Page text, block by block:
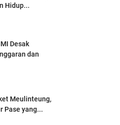
Hidup...
Desak
dan
Meulinteung,
Pase yang...